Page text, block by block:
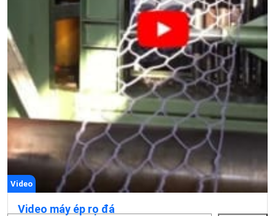
Video
Video máy ép rọ đá